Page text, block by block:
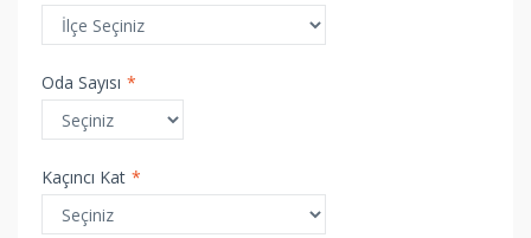
Oda Sayısı *
Kaçıncı Kat *